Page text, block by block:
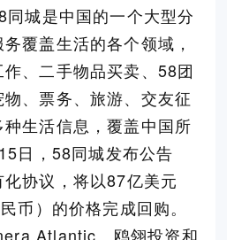
城是中国的一个大型分
覆盖生活的各个领域，
、二手物品买卖、58团
、票务、旅游、交友征
生活信息，覆盖中国所
日，58同城发布公告
协议，将以87亿美元
币）的价格完成回购。
Atlantic、鸥翎投资和